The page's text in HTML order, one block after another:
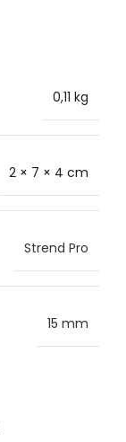
0,11 kg
2 × 7 × 4 cm
Strend Pro
15 mm